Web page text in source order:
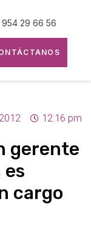
954 29 66 56
12:16 pm
gerente
es
cargo